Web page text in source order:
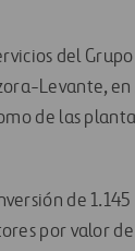
del
Levante,
de las
de
por valor